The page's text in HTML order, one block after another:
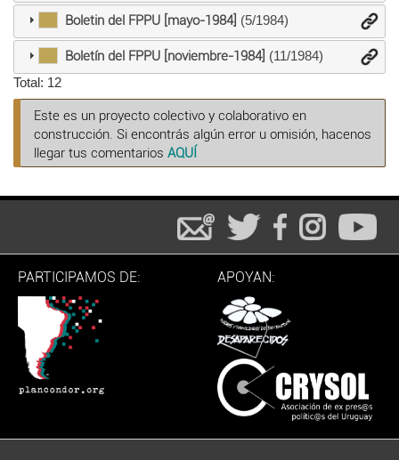
Boletin del FPPU [mayo-1984] (5/1984)
Boletín del FPPU [noviembre-1984] (11/1984)
Total: 12
Este es un proyecto colectivo y colaborativo en
construcción. Si encontrás algún error u omisión, hacenos
llegar tus comentarios AQUÍ
PARTICIPAMOS DE: APOYAN: